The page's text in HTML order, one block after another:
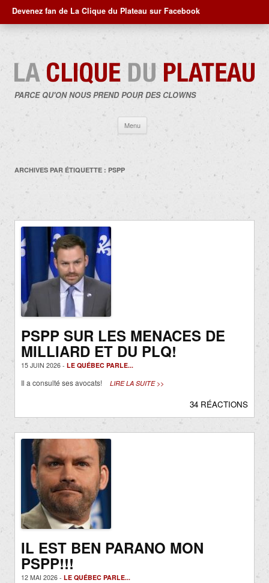
Devenez fan de La Clique du Plateau sur Facebook
PARCE QU'ON NOUS PREND POUR DES CLOWNS
Menu
contenu
ARCHIVES PAR ÉTIQUETTE : PSPP
PSPP SUR LES MENACES DE
MILLIARD ET DU PLQ!
15 JUIN 2026 - LE QUÉBEC PARLE...
Il a consulté ses avocats! LIRE LA SUITE >>
34 RÉACTIONS
IL EST BEN PARANO MON
PSPP!!!
12 MAI 2026 - LE QUÉBEC PARLE...